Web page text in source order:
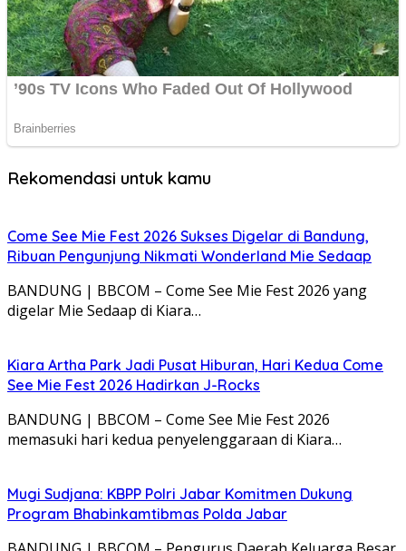
Rekomendasi untuk kamu
Come See Mie Fest 2026 Sukses Digelar di Bandung,
Ribuan Pengunjung Nikmati Wonderland Mie Sedaap
BANDUNG | BBCOM – Come See Mie Fest 2026 yang
digelar Mie Sedaap di Kiara…
Kiara Artha Park Jadi Pusat Hiburan, Hari Kedua Come
See Mie Fest 2026 Hadirkan J-Rocks
BANDUNG | BBCOM – Come See Mie Fest 2026
memasuki hari kedua penyelenggaraan di Kiara…
Mugi Sudjana: KBPP Polri Jabar Komitmen Dukung
Program Bhabinkamtibmas Polda Jabar